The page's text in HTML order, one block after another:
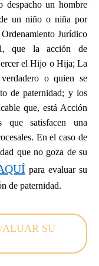
despacho un hombre
un niño o niña por
Jurídico
que la acción de
el Hijo o Hija; La
o quien se
de paternidad; y los
que, está Acción
que satisfacen una
En el caso de
que no goza de su
para evaluar su
de paternidad.
SU